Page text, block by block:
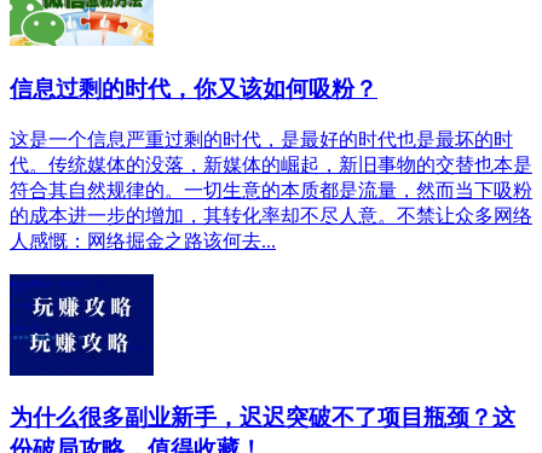
信息过剩的时代，你又该如何吸粉？
这是一个信息严重过剩的时代，是最好的时代也是最坏的时
代。传统媒体的没落，新媒体的崛起，新旧事物的交替也本是
符合其自然规律的。一切生意的本质都是流量，然而当下吸粉
的成本进一步的增加，其转化率却不尽人意。不禁让众多网络
人感慨：网络掘金之路该何去...
为什么很多副业新手，迟迟突破不了项目瓶颈？这